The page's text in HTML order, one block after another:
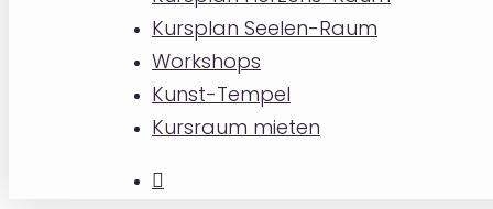
Kursplan Seelen-Raum
Workshops
Kunst-Tempel
Kursraum mieten